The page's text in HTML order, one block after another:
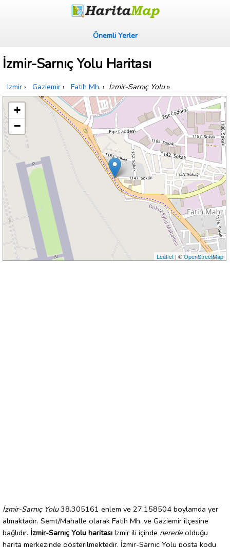
Önemli Yerler
İzmir-Sarnıç Yolu Haritası
Izmir › Gaziemir › Fatih Mh. › İzmir-Sarnıç Yolu»
+
−
Leaflet| ©OpenStreetMap
İzmir-Sarnıç Yolu38.305161 enlem ve 27.158504 boylamda yer
almaktadır. Semt/Mahalle olarak Fatih Mh. ve Gaziemir ilçesine
bağlıdır. İzmir-Sarnıç Yolu haritası Izmir ili içinde nerede olduğu
harita merkezinde gösterilmektedir. İzmir-Sarnıç Yolu posta kodu